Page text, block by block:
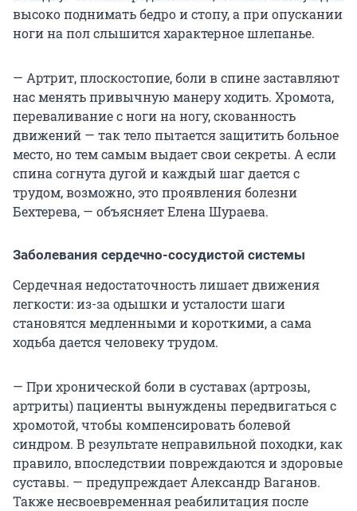
высоко поднимать бедро и стопу, а при опускании
ноги на пол слышится характерное шлепанье.
— Артрит, плоскостопие, боли в спине заставляют
нас менять привычную манеру ходить. Хромота,
переваливание с ноги на ногу, скованность
движений — так тело пытается защитить больное
место, но тем самым выдает свои секреты. А если
спина согнута дугой и каждый шаг дается с
трудом, возможно, это проявления болезни
Бехтерева, — объясняет Елена Шураева.
Заболевания сердечно-сосудистой системы
Сердечная недостаточность лишает движения
легкости: из-за одышки и усталости шаги
становятся медленными и короткими, а сама
ходьба дается человеку трудом.
— При хронической боли в суставах (артрозы,
артриты) пациенты вынуждены передвигаться с
хромотой, чтобы компенсировать болевой
синдром. В результате неправильной походки, как
правило, впоследствии повреждаются и здоровые
суставы. — предупреждает Александр Ваганов.
Также несвоевременная реабилитация после